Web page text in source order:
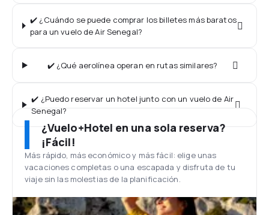
✔️ ¿Cuándo se puede comprar los billetes más baratos
para un vuelo de Air Senegal?
✔️ ¿Qué aerolínea operan en rutas similares?
✔️ ¿Puedo reservar un hotel junto con un vuelo de Air
Senegal?
¿Vuelo+Hotel en una sola reserva?
¡Fácil!
Más rápido, más económico y más fácil: elige unas
vacaciones completas o una escapada y disfruta de tu
viaje sin las molestias de la planificación.